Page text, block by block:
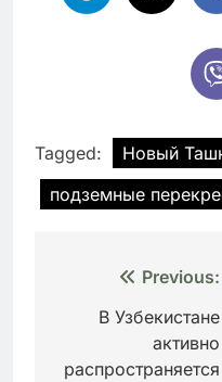
Tagged:
Новый
подземные
Навигация
записям
Previous:
В Узбекистане
активно
распространяется